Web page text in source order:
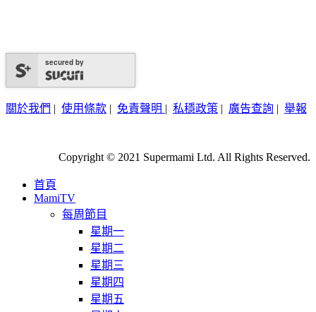
secured by
關於我們 | 使用條款 | 免責聲明 | 私穩政策 | 廣告查詢 | 舉報
Copyright © 2021 Supermami Ltd. All Rights Reserved.
首頁
MamiTV
每周節目
星期一
星期二
星期三
星期四
星期五